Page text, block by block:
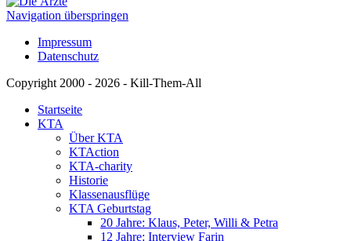
Navigation überspringen
Impressum
Datenschutz
Copyright 2000 - 2026 - Kill-Them-All
Startseite
KTA
Über KTA
KTAction
KTA-charity
Historie
Klassenausflüge
KTA Geburtstag
20 Jahre: Klaus, Peter, Willi & Petra
12 Jahre: Interview Farin